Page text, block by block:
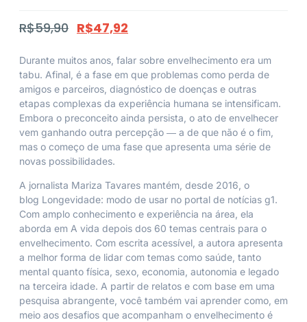
R$59,90 R$47,92
Durante muitos anos, falar sobre envelhecimento era um
tabu. Afinal, é a fase em que problemas como perda de
amigos e parceiros, diagnóstico de doenças e outras
etapas complexas da experiência humana se intensificam.
Embora o preconceito ainda persista, o ato de envelhecer
vem ganhando outra percepção ― a de que não é o fim,
mas o começo de uma fase que apresenta uma série de
novas possibilidades.
A jornalista Mariza Tavares mantém, desde 2016, o
blog Longevidade: modo de usar no portal de notícias g1.
Com amplo conhecimento e experiência na área, ela
aborda em A vida depois dos 60 temas centrais para o
envelhecimento. Com escrita acessível, a autora apresenta
a melhor forma de lidar com temas como saúde, tanto
mental quanto física, sexo, economia, autonomia e legado
na terceira idade. A partir de relatos e com base em uma
pesquisa abrangente, você também vai aprender como, em
meio aos desafios que acompanham o envelhecimento é